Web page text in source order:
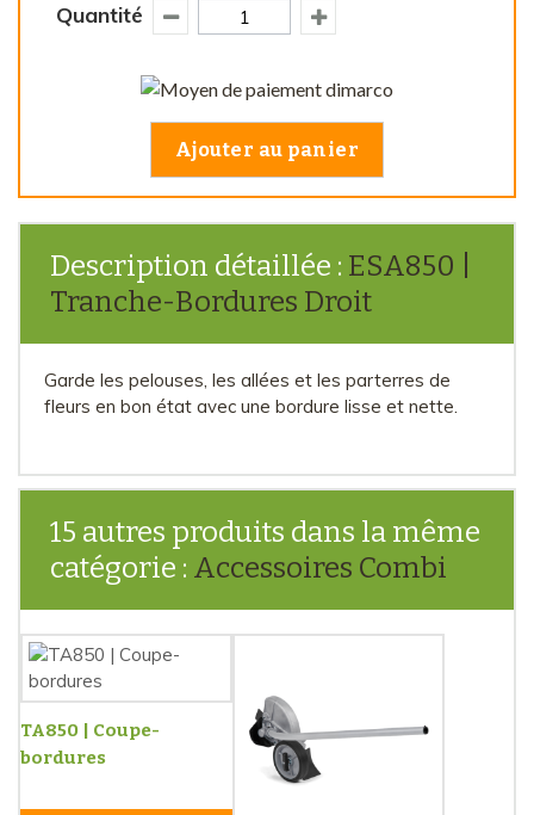
Quantité
Ajouter au panier
Description détaillée : ESA850 |
Tranche-Bordures Droit
Garde les pelouses, les allées et les parterres de
fleurs en bon état avec une bordure lisse et nette.
15 autres produits dans la même
catégorie :
Accessoires Combi
TA850 | Coupe-
bordures